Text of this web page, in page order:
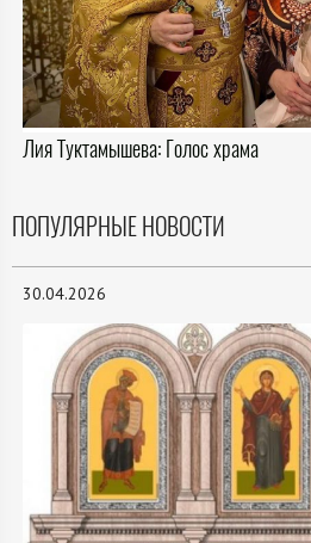
Лия Туктамышева: Голос храма
ПОПУЛЯРНЫЕ НОВОСТИ
30.04.2026